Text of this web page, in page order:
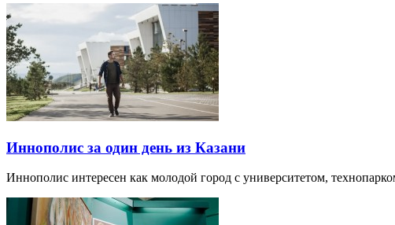
Иннополис за один день из Казани
Иннополис интересен как молодой город с университетом,